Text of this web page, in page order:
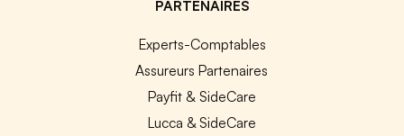
PARTENAIRES
Experts-Comptables
Assureurs Partenaires
Payfit & SideCare
Lucca & SideCare